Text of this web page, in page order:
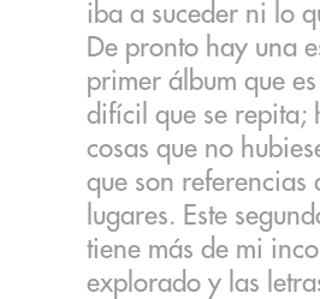
iba a suceder ni lo
De pronto hay una
primer álbum que
difícil que se repita;
cosas que no
que son referencias
lugares. Este
tiene más de mi
explorado y las